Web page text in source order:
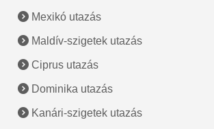
Mexikó utazás
Maldív-szigetek utazás
Ciprus utazás
Dominika utazás
Kanári-szigetek utazás